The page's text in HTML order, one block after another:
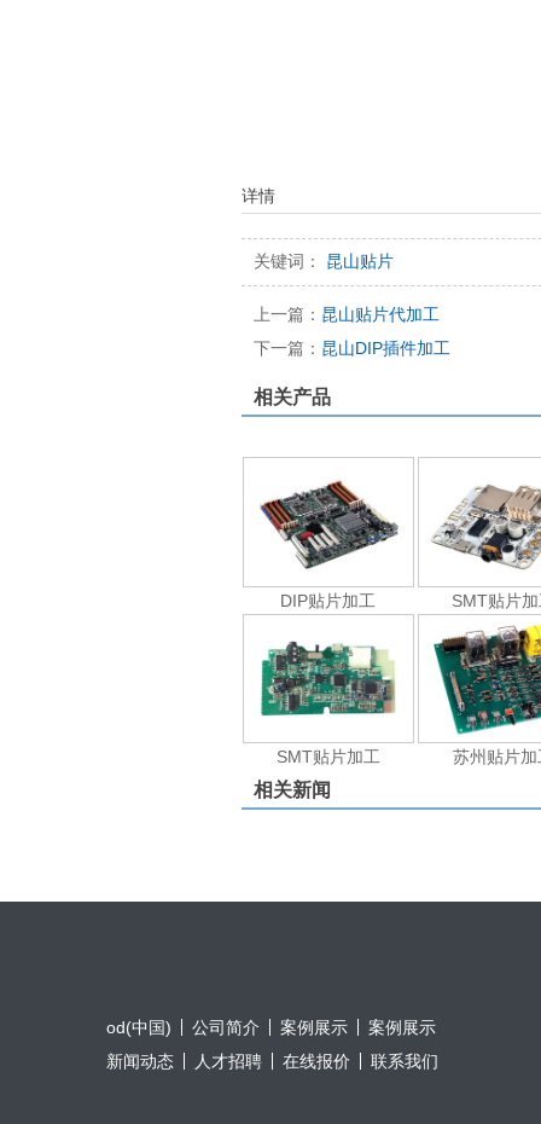
详情
关键词： 昆山贴片
上一篇： 昆山贴片代加工
下一篇： 昆山DIP插件加工
相关产品
DIP贴片加工 SMT贴片
SMT贴片加工 苏州贴片加
相关新闻
od(中国) 公司简介 案例展示
案例展示
新闻动态
人才招聘 在线报价 联系我们